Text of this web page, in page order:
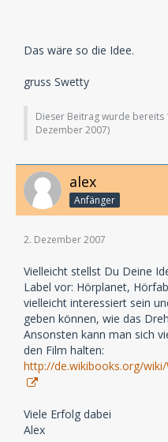
Das wäre so die Idee.
gruss Swetty
Dieser Beitrag wurde bereits
Dezember 2007)
alex
Anfänger
2. Dezember 2007
Vielleicht stellst Du Deine
Label vor: Hörplanet,
vielleicht interessiert sein
geben können, wie das
Ansonsten kann man sich
den Film halten:
http://de.wikibooks.org/wiki/
Viele Erfolg dabei
Alex